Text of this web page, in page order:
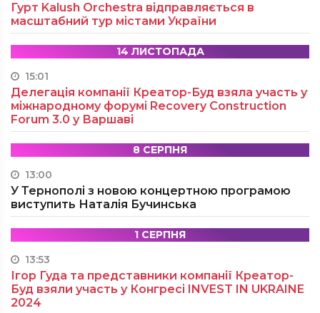
Гурт Kalush Orchestra відправляється в
масштабний тур містами України
14 ЛИСТОПАДА
15:01
Делегація компанії Креатор-Буд взяла участь у
міжнародному форумі Recovery Construction
Forum 3.0 у Варшаві
8 СЕРПНЯ
13:00
У Тернополі з новою концертною програмою
виступить Наталія Бучинська
1 СЕРПНЯ
13:53
Ігор Гуда та представники компанії Креатор-
Буд взяли участь у Конгресі INVEST IN UKRAINE
2024